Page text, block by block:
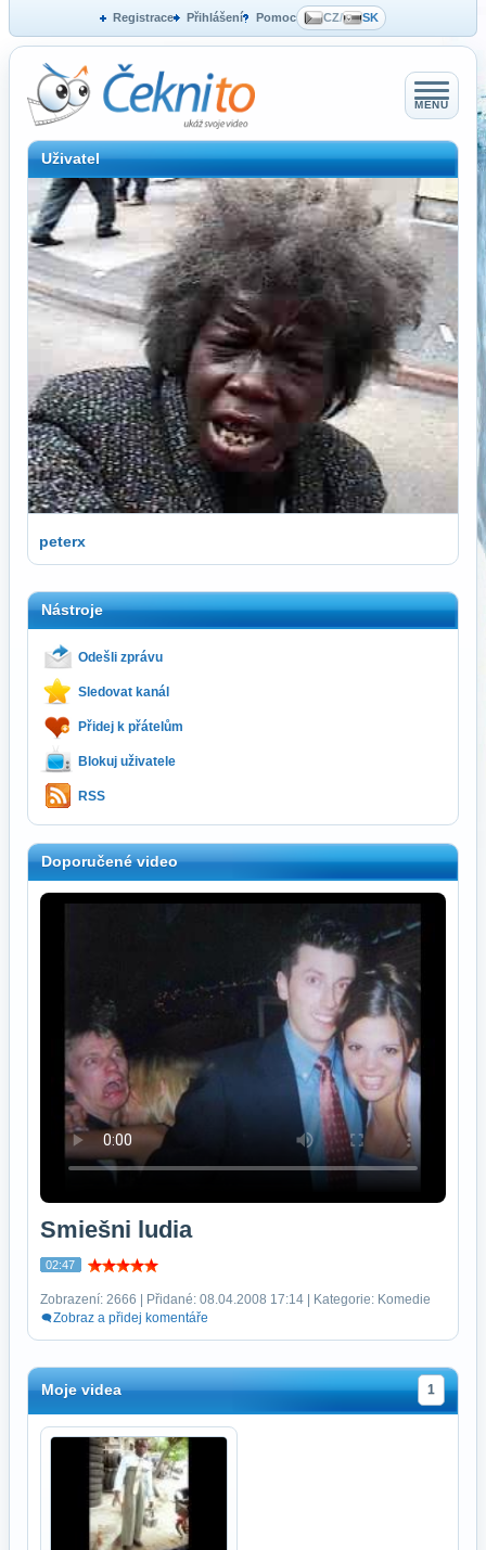
Registrace Přihlášení Pomoc CZ/ SK
MENU
Uživatel
peterx
Nástroje
Odešli zprávu
Sledovat kanál
Přidej k přátelům
Blokuj uživatele
RSS
Doporučené video
Smiešni ludia
02:47
Zobrazení: 2666 | Přidané: 08.04.2008 17:14 | Kategorie: Komedie
Zobraz a přidej komentáře
Moje videa 1